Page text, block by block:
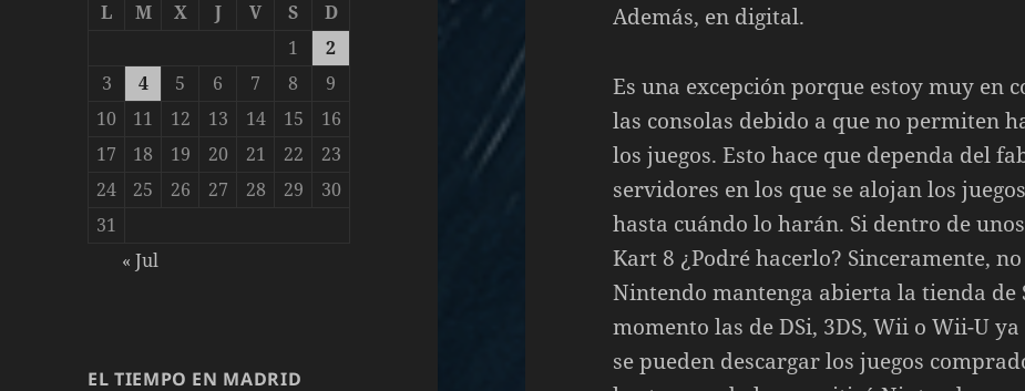
L M X J V S
D
1
2
3
4 5 6 7 8
9
10
11 12 13 14 15
16
17
18 19 20 21 22
23
24
25 26 27 28 29
30
31
« Jul
EL TIEMPO EN MADRID
Además, en digital.
Es una excepción porque estoy muy en
las consolas debido a que no permiten
los juegos. Esto hace que dependa del
servidores en los que se alojan los
hasta cuándo lo harán. Si dentro de
Kart 8 ¿Podré hacerlo? Sinceramente,
Nintendo mantenga abierta la tienda de
momento las de DSi, 3DS, Wii o Wii-U
se pueden descargar los juegos